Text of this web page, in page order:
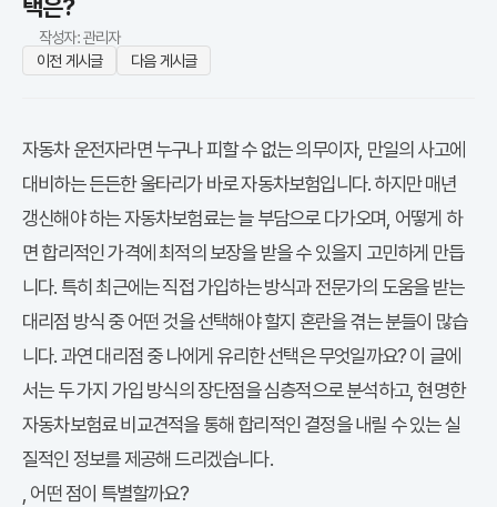
택은?
작성자: 관리자
이전 게시글
다음 게시글
자동차 운전자라면 누구나 피할 수 없는 의무이자, 만일의 사고에
대비하는 든든한 울타리가 바로 자동차보험입니다. 하지만 매년
갱신해야 하는 자동차보험료는 늘 부담으로 다가오며, 어떻게 하
면 합리적인 가격에 최적의 보장을 받을 수 있을지 고민하게 만듭
니다. 특히 최근에는 직접 가입하는다이렉트
방식과 전문가의 도움을 받는
대리점 방식 중 어떤 것을 선택해야 할지 혼란을 겪는 분들이 많습
니다. 과연다이렉트와
대리점 중 나에게 유리한 선택은 무엇일까요? 이 글에
서는 두 가지 가입 방식의 장단점을 심층적으로 분석하고, 현명한
자동차보험료 비교견적을 통해 합리적인 결정을 내릴 수 있는 실
질적인 정보를 제공해 드리겠습니다.
다이렉트 자동차보험
, 어떤 점이 특별할까요?